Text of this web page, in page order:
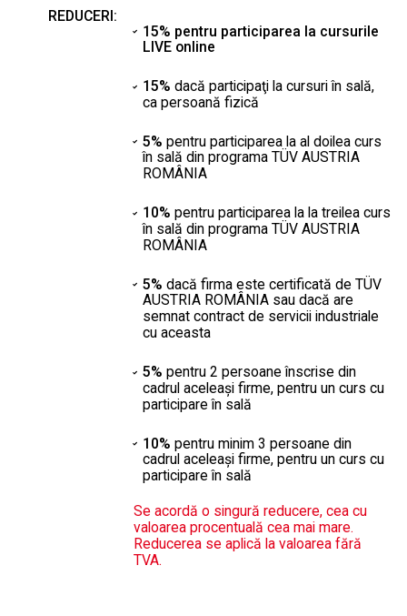
REDUCERI:
15% pentru participarea la cursurile
LIVE online
15% dacă participaţi la cursuri în sală,
ca persoană fizică
5% pentru participarea la al doilea curs
în sală din programa TÜV AUSTRIA
ROMÂNIA
10% pentru participarea la la treilea curs
în sală din programa TÜV AUSTRIA
ROMÂNIA
5% dacă firma este certificată de TÜV
AUSTRIA ROMÂNIA sau dacă are
semnat contract de servicii industriale
cu aceasta
5% pentru 2 persoane înscrise din
cadrul aceleaşi firme, pentru un curs cu
participare în sală
10% pentru minim 3 persoane din
cadrul aceleaşi firme, pentru un curs cu
participare în sală
Se acordă o singură reducere, cea cu
valoarea procentuală cea mai mare.
Reducerea se aplică la valoarea fără
TVA.